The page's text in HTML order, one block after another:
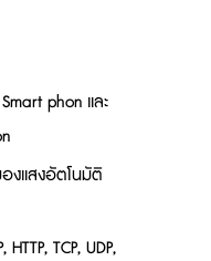
phon และ
งแสงอัตโนมัติ
TCP, UDP,